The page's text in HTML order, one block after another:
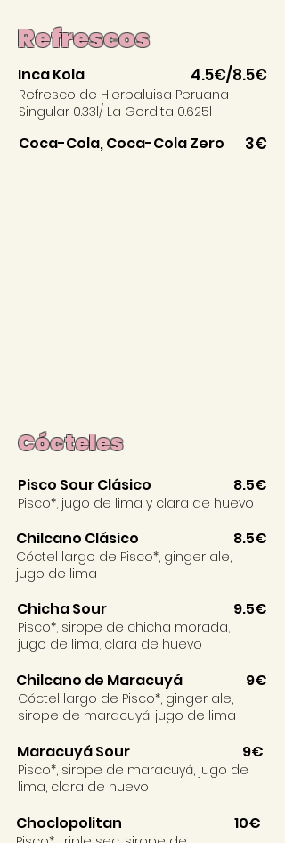
Refrescos
Inca Kola 4.5€/8.5€
Refresco de Hierbaluisa Peruana
Singular 0.33l/ La Gordita 0.625l
Coca-Cola, Coca-Cola Zero 3€
Cócteles
Pisco Sour Clásico 8.5€
Pisco*, jugo de lima y clara de huevo
Chilcano Clásico 8.5€
Cóctel largo de Pisco*, ginger ale,
jugo de lima
Chicha Sour 9.5€
Pisco*, sirope de chicha morada,
jugo de lima, clara de huevo
Chilcano de Maracuyá 9€
Cóctel largo de Pisco*, ginger ale,
sirope de maracuyá, jugo de lima
Maracuyá Sour 9€
Pisco*, sirope de maracuyá, jugo de
lima, clara de huevo
Choclopolitan 10€